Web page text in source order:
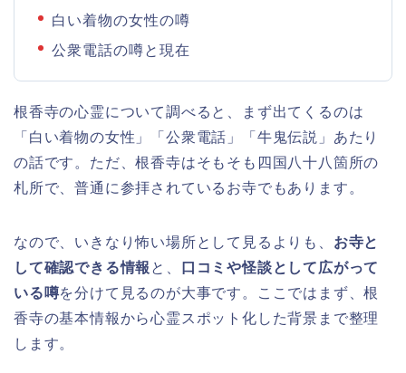
白い着物の女性の噂
公衆電話の噂と現在
根香寺の心霊について調べると、まず出てくるのは
「白い着物の女性」「公衆電話」「牛鬼伝説」あたり
の話です。ただ、根香寺はそもそも四国八十八箇所の
札所で、普通に参拝されているお寺でもあります。
なので、いきなり怖い場所として見るよりも、 お寺と
して確認できる情報 と、
口コミや怪談として広がって
いる噂を分けて見るのが大事です。ここではまず、根
香寺の基本情報から心霊スポット化した背景まで整理
します。